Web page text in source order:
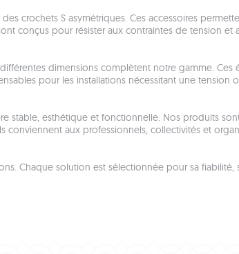
crochets S asymétriques. Ces accessoires
conçus pour résister aux contraintes de tension et
dimensions complètent notre gamme. Ces
pour les installations nécessitant une tension
stable, esthétique et fonctionnelle. Nos produits
conviennent aux professionnels, collectivités et
Chaque solution est sélectionnée pour sa fiabilité,